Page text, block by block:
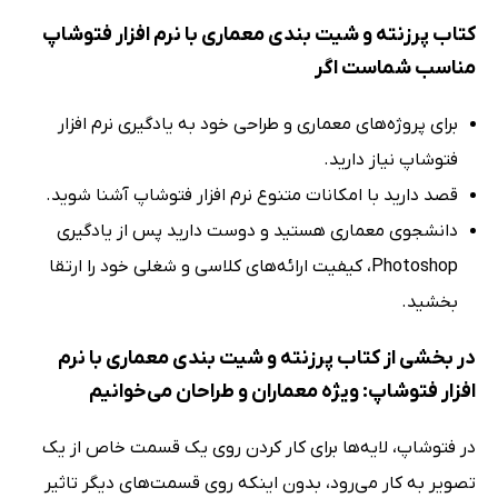
کتاب پرزنته و شیت بندی معماری با نرم افزار فتوشاپ
مناسب شماست اگر
برای پروژه‌های معماری و طراحی خود به یادگیری نرم افزار
فتوشاپ نیاز دارید.
قصد دارید با امکانات متنوع نرم افزار فتوشاپ آشنا شوید.
دانشجوی معماری هستید و دوست دارید پس از یادگیری
Photoshop، کیفیت ارائه‌های کلاسی و شغلی خود را ارتقا
بخشید.
در بخشی از کتاب پرزنته و شیت بندی معماری با نرم
افزار فتوشاپ: ویژه معماران و طراحان می‌خوانیم
در فتوشاپ، لایه‌ها برای کار کردن روی یک قسمت خاص از یک
تصویر به کار می‌رود، بدون اینکه روی قسمت‌های دیگر تاثیر